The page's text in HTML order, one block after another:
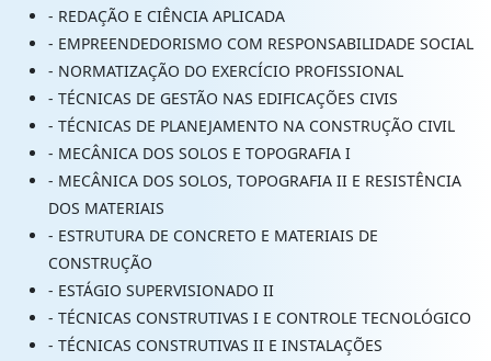
- REDAÇÃO E CIÊNCIA APLICADA
- EMPREENDEDORISMO COM RESPONSABILIDADE SOCIAL
- NORMATIZAÇÃO DO EXERCÍCIO PROFISSIONAL
- TÉCNICAS DE GESTÃO NAS EDIFICAÇÕES CIVIS
- TÉCNICAS DE PLANEJAMENTO NA CONSTRUÇÃO CIVIL
- MECÂNICA DOS SOLOS E TOPOGRAFIA I
- MECÂNICA DOS SOLOS, TOPOGRAFIA II E RESISTÊNCIA
DOS MATERIAIS
- ESTRUTURA DE CONCRETO E MATERIAIS DE
CONSTRUÇÃO
- ESTÁGIO SUPERVISIONADO II
- TÉCNICAS CONSTRUTIVAS I E CONTROLE TECNOLÓGICO
- TÉCNICAS CONSTRUTIVAS II E INSTALAÇÕES